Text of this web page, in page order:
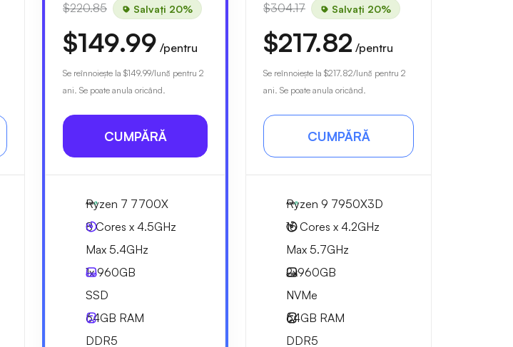
$220.85 Salvați 20%
$149.99 /pentru
Se reînnoiește la $149.99/lună pentru 2
ani. Se poate anula oricând.
CUMPĂRĂ
Ryzen 7 7700X
8 Cores x 4.5GHz
Max 5.4GHz
1x960GB
SSD
64GB RAM
DDR5
$304.17 Salvați 20%
$217.82 /pentru
Se reînnoiește la $217.82/lună pentru 2
ani. Se poate anula oricând.
CUMPĂRĂ
Ryzen 9 7950X3D
16 Cores x 4.2GHz
Max 5.7GHz
2x960GB
NVMe
64GB RAM
DDR5